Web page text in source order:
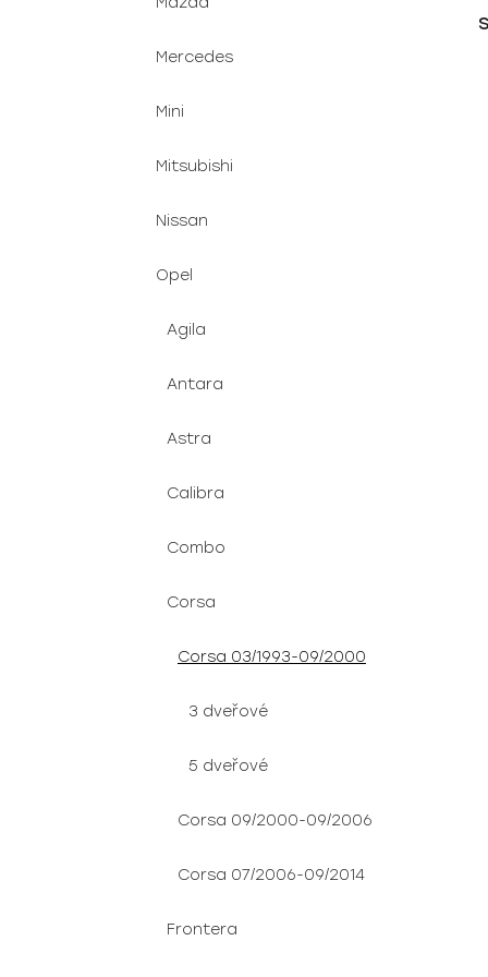
Mercedes
Mini
Mitsubishi
Nissan
Opel
Agila
Antara
Astra
Calibra
Combo
Corsa
Corsa 03/1993-09/2000
3 dveřové
5 dveřové
Corsa 09/2000-09/2006
Corsa 07/2006-09/2014
Frontera